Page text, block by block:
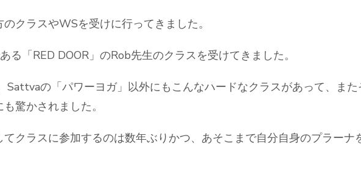
クラスやWSを受けに行ってきました。
「RED DOOR」のRob先生のクラスを受けてきました。
の「パワーヨガ」以外にもこんなハードなクラスがあって、ま
驚かされました。
クラスに参加するのは数年ぶりかつ、あそこまで自分自身のプラーナ